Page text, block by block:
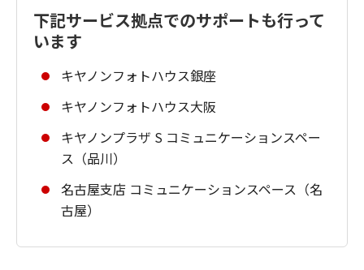
下記サービス拠点でのサポートも行って
います
キヤノンフォトハウス銀座
キヤノンフォトハウス大阪
キヤノンプラザ S コミュニケーションスペー
ス（品川）
名古屋支店 コミュニケーションスペース（名
古屋）